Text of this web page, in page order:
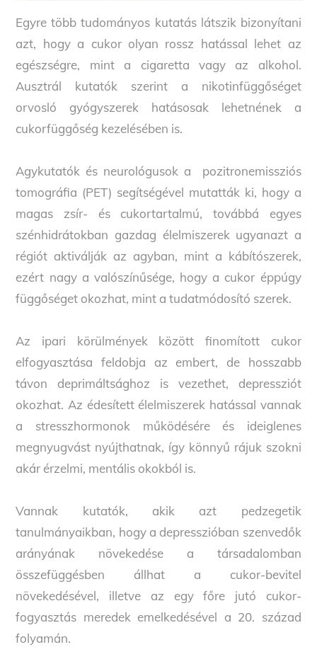
Egyre több tudományos kutatás látszik bizonyítani
azt, hogy a cukor olyan rossz hatással lehet az
egészségre, mint a cigaretta vagy az alkohol.
Ausztrál kutatók szerint a nikotinfüggőséget
orvosló gyógyszerek hatásosak lehetnének a
cukorfüggőség kezelésében is.
Agykutatók és neurológusok a pozitronemissziós
tomográfia (PET) segítségével mutatták ki, hogy a
magas zsír- és cukortartalmú, továbbá egyes
szénhidrátokban gazdag élelmiszerek ugyanazt a
régiót aktiválják az agyban, mint a kábítószerek,
ezért nagy a valószínűsége, hogy a cukor éppúgy
függőséget okozhat, mint a tudatmódosító szerek.
Az ipari körülmények között finomított cukor
elfogyasztása feldobja az embert, de hosszabb
távon deprimáltsághoz is vezethet, depressziót
okozhat. Az édesített élelmiszerek hatással vannak
a stresszhormonok működésére és ideiglenes
megnyugvást nyújthatnak, így könnyű rájuk szokni
akár érzelmi, mentális okokból is.
Vannak kutatók, akik azt pedzegetik
tanulmányaikban, hogy a depresszióban szenvedők
arányának növekedése a társadalomban
összefüggésben állhat a cukor-bevitel
növekedésével, illetve az egy főre jutó cukor-
fogyasztás meredek emelkedésével a 20. század
folyamán.